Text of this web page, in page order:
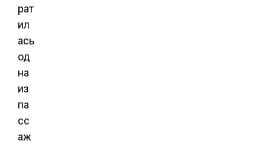
рат
ил
ась
од
на
из
па
сс
аж